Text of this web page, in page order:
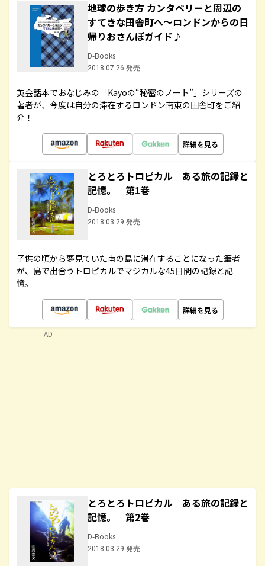
地球の歩き方 カンタベリーと周辺の
すてきな田舎町へ～ロンドンからの日
帰りおさんぽガイド♪
D-Books
2018.07.26 発売
英会話本でおなじみの「Kayoの“秘密のノート”」シリーズの
著者が、今度は自分の滞在するロンドン南東の田舎町をご紹
介！
詳細を見る
とろとろトロピカル ある旅の記録と
記憶。 第1巻
D-Books
2018.03.29 発売
子供の頃から夢見ていた南の島に滞在することになった筆者
が、島で出合うトロピカルでマジカルな45日間の記録と記
憶。
詳細を見る
とろとろトロピカル ある旅の記録と
記憶。 第2巻
D-Books
2018.03.29 発売
AD